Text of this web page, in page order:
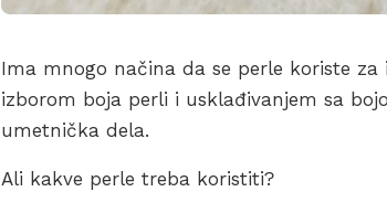
Ima mnogo načina da se perle koriste
izborom boja perli i usklađivanjem sa
umetnička dela.
Ali kakve perle treba koristiti?